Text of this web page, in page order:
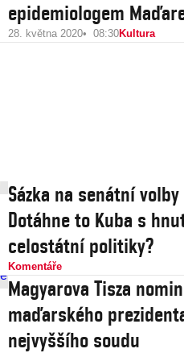
epidemiologem
28. května 2020 08:30Kultura
Sázka na senátní
Dotáhne to Kuba s
celostátní politiky?
Komentáře
Magyarova Tisza
maďarského
nejvyššího soudu